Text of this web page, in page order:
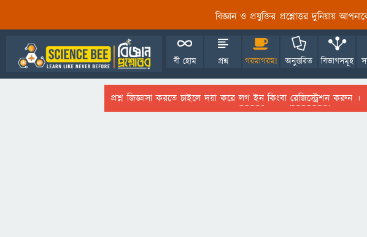
বিজ্ঞান ও প্রযুক্তির প্রশ্নোত্তর দুনিয়ায়
বী হোম প্রশ্ন গরমাগরম! অনুত্তরিত বিভাগসমূহ
প্রশ্ন জিজ্ঞাসা করতে চাইলে দয়া করেলগ ইনকিংবা রেজিস্ট্রেশনকরুন ।